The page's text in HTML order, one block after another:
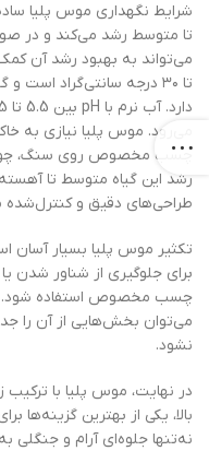
شرایط نگهداری موس پلیا
تا ۳۰ درجه سانتی‌گراد
می‌رود. موس پلیا نیازی به
چسب مخصوص روی سنگ، چوب
رشد این گیاه متوسط تا
طراحی‌های دقیق و
تکثیر موس پلیا بسیار آسان
برای جلوگیری از شناور شدن یا
چسب مخصوص استفاده شود.
می‌توان بخش‌هایی از آن را جدا
نشود.
در نهایت، موس پلیا با ترکیب
بالا، یکی از بهترین گزینه‌ها
نه‌تنها جلوه‌ای آرام و جنگلی